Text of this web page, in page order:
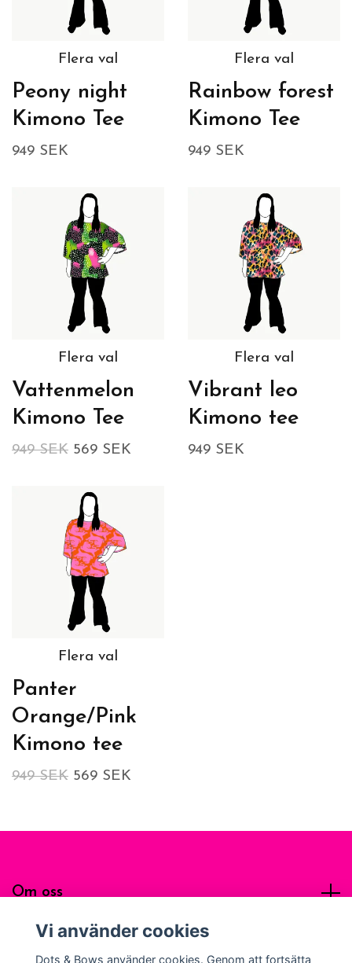
Flera val
Peony night
Kimono Tee
949 SEK
Flera val
Rainbow forest
Kimono Tee
949 SEK
Flera val
Vattenmelon
Kimono Tee
949 SEK 569 SEK
Flera val
Vibrant leo
Kimono tee
949 SEK
Flera val
Panter
Orange/Pink
Kimono tee
949 SEK 569 SEK
Om oss
Sociala medier
Vi använder cookies
Dots & Bows använder cookies. Genom att fortsätta